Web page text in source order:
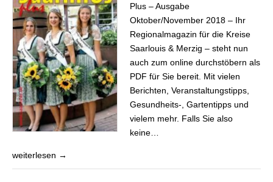
Plus – Ausgabe
Oktober/November 2018 – Ihr
Regionalmagazin für die Kreise
Saarlouis & Merzig – steht nun
auch zum online durchstöbern als
PDF für Sie bereit. Mit vielen
Berichten, Veranstaltungstipps,
Gesundheits-, Gartentipps und
vielem mehr. Falls Sie also
keine…
weiterlesen →